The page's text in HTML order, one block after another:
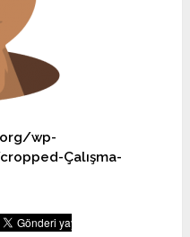
wp-
Çalışma-